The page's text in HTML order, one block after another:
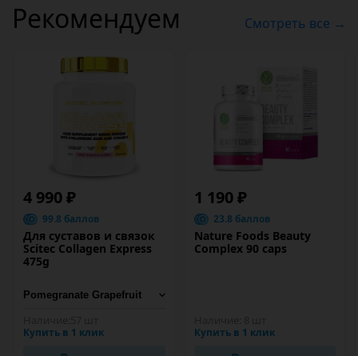
Рекомендуем Смотреть все →
4 990 ₽
99.8 баллов
Для суставов и связок
Scitec Collagen Express
475g
Купить в 1 клик
1 190 ₽
23.8 баллов
Nature Foods Beauty
Complex 90 caps
Купить в 1 клик